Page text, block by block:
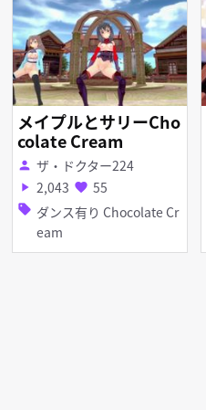
メイプルとサリーCho
colate Cream
person ザ・ドクター224
play_arrow 2,043 favorite 55
sell ダンス有り Chocolate Cr
eam